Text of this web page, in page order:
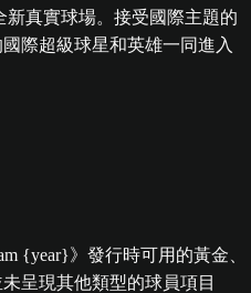
真實球場。接受國際主題的
際超級球星和英雄一同進入
{year}》發行時可用的黃金、
呈現其他類型的球員項目